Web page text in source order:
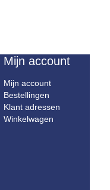
Mijn account
Mijn account
Bestellingen
Klant adressen
Winkelwagen